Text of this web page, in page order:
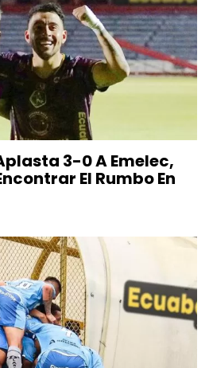
3-0 A Emelec,
El Rumbo En